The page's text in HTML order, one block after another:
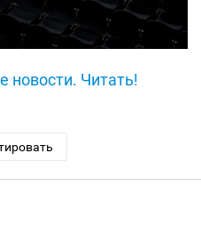
новости. Читать!